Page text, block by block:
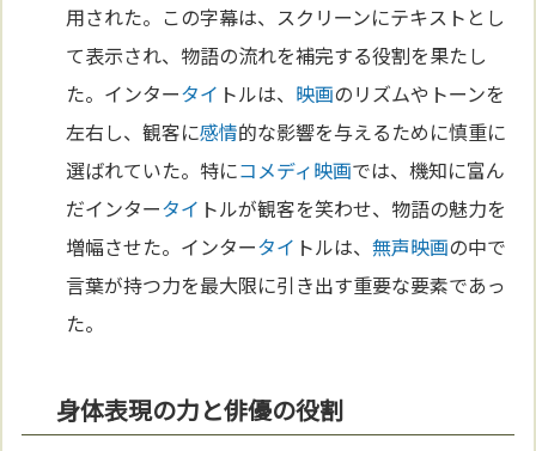
用された。この字幕は、スクリーンにテキストとし
て表示され、物語の流れを補完する役割を果たし
た。インタータイ トルは、 映画のリズムやトーンを
左右し、観客に感情的な影響を与えるために慎重に
選ばれていた。特にコメディ映画では、機知に富ん
だインタータイ トルが観客を笑わせ、物語の魅力を
増幅させた。インタータイ トルは、無声映画の中で
言葉が持つ力を最大限に引き出す重要な要素であっ
た。
身体表現の力と俳優の役割